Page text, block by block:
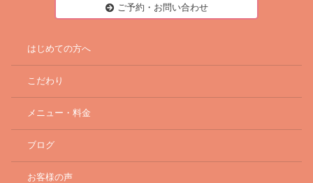
ご予約・お問い合わせ
はじめての方へ
こだわり
メニュー・料金
ブログ
お客様の声